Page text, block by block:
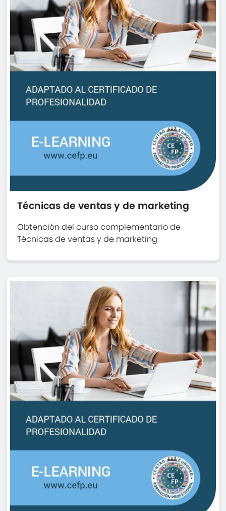
Técnicas de ventas y de marketing
Obtención del curso complementario de
Técnicas de ventas y de marketing